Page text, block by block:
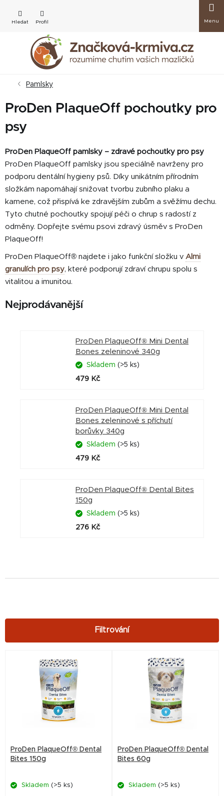
obsah
košík
Pamlsky
ProDen PlaqueOff pochoutky pro
psy
ProDen PlaqueOff pamlsky – zdravé pochoutky pro psy
ProDen PlaqueOff pamlsky jsou speciálně navrženy pro
podporu dentální hygieny psů. Díky unikátním přírodním
složkám napomáhají snižovat tvorbu zubního plaku a
kamene, což přispívá ke zdravějším zubům a svěžímu dechu.
Tyto chutné pochoutky spojují péči o chrup s radostí z
odměny. Dopřejte svému psovi zdravý úsměv s ProDen
PlaqueOff!
ProDen PlaqueOff® najdete i jako funkční složku v Almi
granulích pro psy, které podporují zdraví chrupu spolu s
vitalitou a imunitou.
Nejprodávanější
ProDen PlaqueOff® Mini Dental
Bones zeleninové 340g
Skladem (>5 ks)
479 Kč
ProDen PlaqueOff® Mini Dental
Bones zeleninové s příchutí
borůvky 340g
Skladem (>5 ks)
479 Kč
ProDen PlaqueOff® Dental Bites
150g
Skladem (>5 ks)
276 Kč
o
ProDen PlaqueOff® Dental
Bites 150g
Skladem (>5 ks)
ProDen PlaqueOff® Dental
Bites 60g
Skladem (>5 ks)